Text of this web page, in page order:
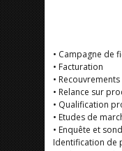
• Campagne de
• Facturation
•
• Relance sur
• Qualification
• Etudes de
• Enquête et
Identification de